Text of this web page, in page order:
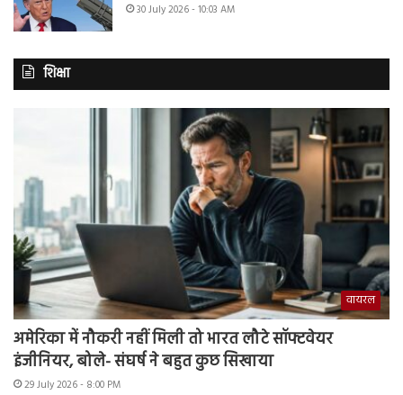
30 July 2026 - 10:03 AM
शिक्षा
वायरल
अमेरिका में नौकरी नहीं मिली तो भारत लौटे सॉफ्टवेयर
इंजीनियर, बोले- संघर्ष ने बहुत कुछ सिखाया
29 July 2026 - 8:00 PM